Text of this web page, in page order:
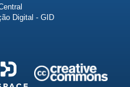
Digital - GID